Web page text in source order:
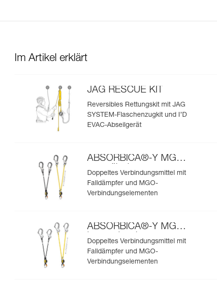
Im Artikel erklärt
JAG RESCUE KIT
Reversibles Rettungskit mit JAG
SYSTEM-Flaschenzugkit und I’D
EVAC-Abseilgerät
ABSORBICA®-Y MGO
europäische
Ausführung
Doppeltes Verbindungsmittel mit
Falldämpfer und MGO-
Verbindungselementen
ABSORBICA®-Y MGO
internationale
Ausführung
Doppeltes Verbindungsmittel mit
Falldämpfer und MGO-
Verbindungselementen